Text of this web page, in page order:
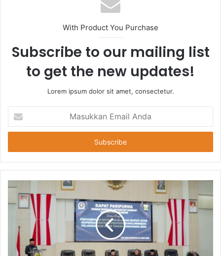
With Product You Purchase
Subscribe to our mailing list
to get the new updates!
Lorem ipsum dolor sit amet, consectetur.
Email
Anda